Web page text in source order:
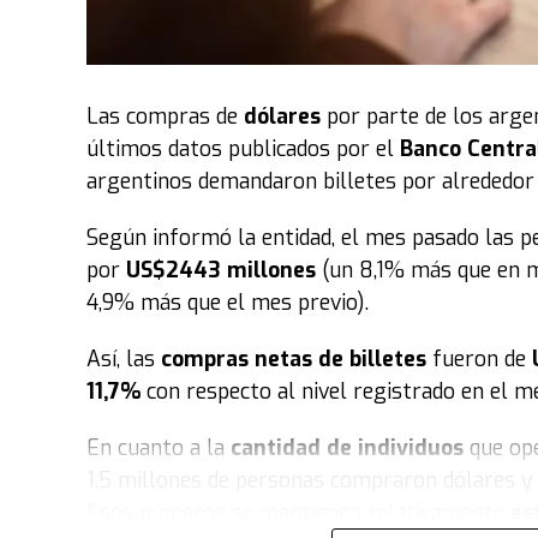
nivel local y mundial clamarán por cada
anteriores, la organización destaca que esta
Un movimiento global con sello chaqueño
una visión de sus pastores fundadores, hoy
evangelismo y acción social que moviliza a
está instalada en 57 países a lo largo de los
traducida a más de 10 idiomas.
En consecuencia, tras lo vivido en este fin de
replicará simultáneamente en cada una de
liderazgo de la iglesia enfatiza que cada
Las compras de dólares por parte de los
últimos datos publicados por el Banco
argentinos demandaron billetes por alrededor
Según informó la entidad, el mes pasado las
por US$2443 millones (un 8,1% más que en
4,9% más que el mes previo).
Así, las compras netas de billetes fueron de
11,7% con respecto al nivel registrado en el
En cuanto a la cantidad de individuos que